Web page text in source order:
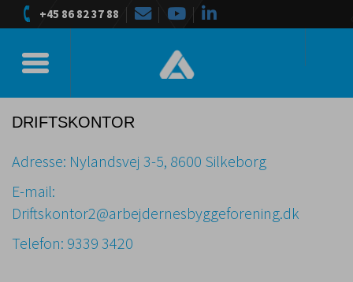
+45 86 82 37 88
Toggle navigation
DRIFTSKONTOR
Adresse: Nylandsvej 3-5, 8600 Silkeborg
E-mail:
Driftskontor2@arbejdernesbyggeforening.dk
Telefon: 9339 3420